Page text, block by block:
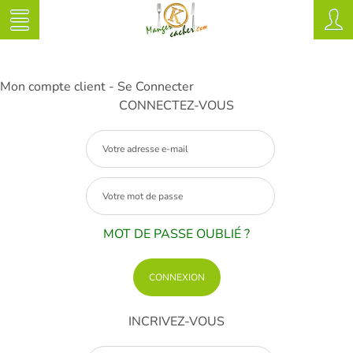
Mon compte client - Se Connecter
CONNECTEZ-VOUS
MOT DE PASSE OUBLIÉ ?
INCRIVEZ-VOUS